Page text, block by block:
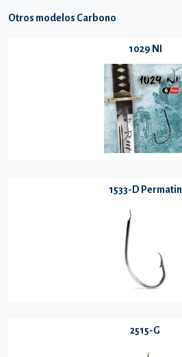
Otros modelos Carbono
1029 NI
1533-D Permatin
2515-G